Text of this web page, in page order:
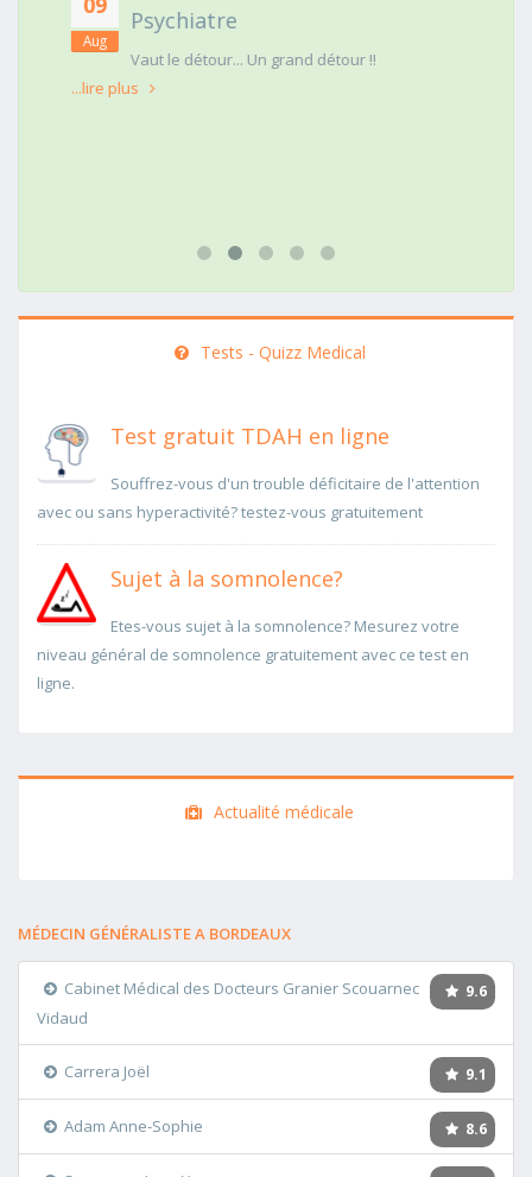
Aug
Psychiatre
Vaut le détour... Un grand détour !!
...lire plus
Tests - Quizz Medical
Test gratuit TDAH en ligne
Souffrez-vous d'un trouble déficitaire de l'attention
avec ou sans hyperactivité? testez-vous gratuitement
Sujet à la somnolence?
Etes-vous sujet à la somnolence? Mesurez votre
niveau général de somnolence gratuitement avec ce test en
ligne.
Actualité médicale
MÉDECIN GÉNÉRALISTE A BORDEAUX
9.6
Cabinet Médical des Docteurs Granier Scouarnec
Vidaud
9.1
Carrera Joël
8.6
Adam Anne-Sophie